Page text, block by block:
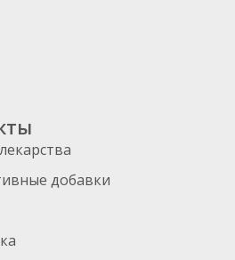
добавки